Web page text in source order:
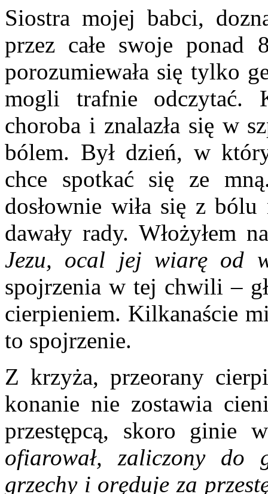
Siostra mojej babci,
przez całe swoje ponad
porozumiewała się tylko
mogli trafnie odczytać.
choroba i znalazła się w
bólem. Był dzień, w
chce spotkać się ze
dosłownie wiła się z
dawały rady. Włożyłem
Jezu, ocal jej wiarę od
spojrzenia w tej chwili –
cierpieniem. Kilkanaście
to spojrzenie.
Z krzyża, przeorany
konanie nie zostawia
przestępcą, skoro ginie
ofiarował, zaliczony do
grzechy i oręduje za